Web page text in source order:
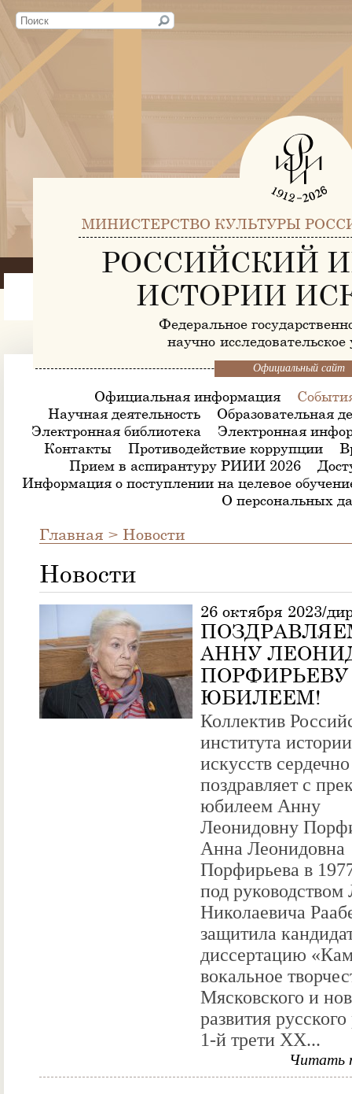
МИНИСТЕРСТВО КУЛЬТУРЫ
РОССИЙСКИЙ
ИСТОРИИ
Федеральное
научно-
Официальный сайт
Официальная информация
Научная деятельность
Образовательная
Электронная библиотека
Электронная
Контакты
Противодействие коррупции
Прием в аспирантуру РИИИ 2026
Информация о поступлении на целевое
О персональных
Главная > Новости
Новости
26 октября 2023/
АННУ
ПОРФИРЬЕВУ
ЮБИЛЕЕМ!
Коллектив
института истории
искусств сердечно
поздравляет с
юбилеем Анну
Леонидовну
Анна Леонидовна
Порфирьева в
под руководством
Николаевича
защитила
диссертацию
вокальное
Мясковского и
развития
1-й трети ХХ...
Читать